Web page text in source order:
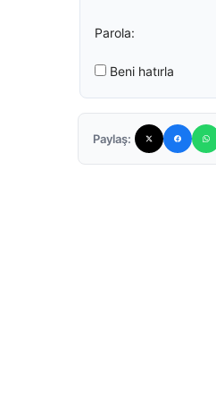
Parola:
Beni hatırla
Paylaş: